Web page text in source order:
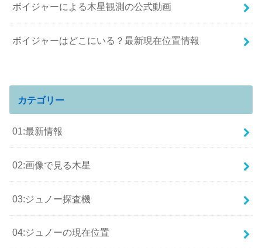
ボイジャーによる木星観測の公式動画
ボイジャーはどこにいる？最新現在位置情報
カテゴリー
01:最新情報
02:画像で見る木星
03:ジュノー探査機
04:ジュノーの現在位置